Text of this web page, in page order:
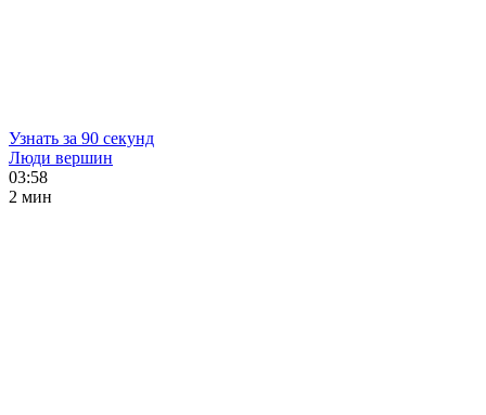
Узнать за 90 секунд
Люди вершин
03:58
2 мин